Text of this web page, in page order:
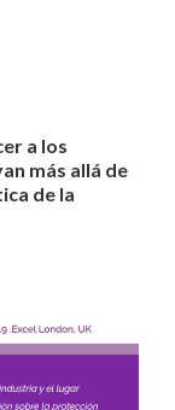
a los
más allá de
de la